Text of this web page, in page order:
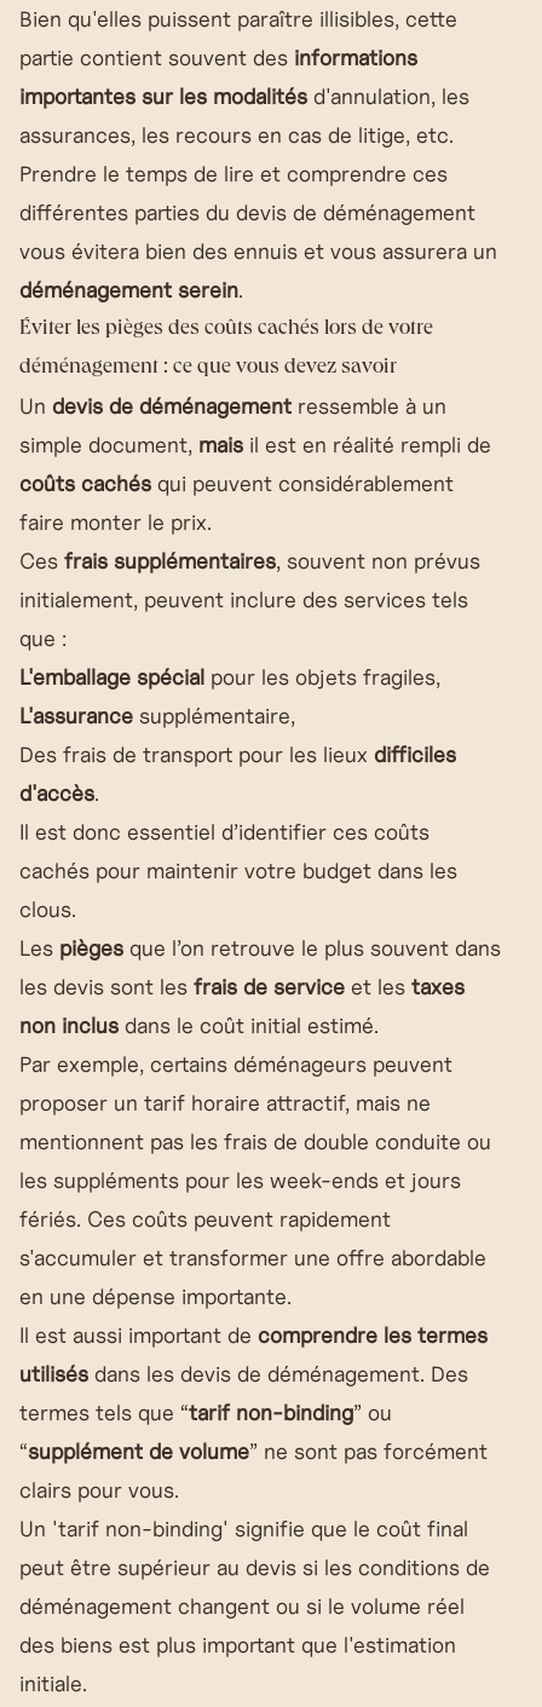
Bien qu'elles puissent paraître illisibles, cette
partie contient souvent des informations
importantes sur les modalités d'annulation, les
assurances, les recours en cas de litige, etc.
Prendre le temps de lire et comprendre ces
différentes parties du devis de déménagement
vous évitera bien des ennuis et vous assurera un
déménagement serein.
Éviter les pièges des coûts cachés lors de votre
déménagement : ce que vous devez savoir
Un devis de déménagement ressemble à un
simple document, mais il est en réalité rempli de
coûts cachés qui peuvent considérablement
faire monter le prix.
Ces frais supplémentaires, souvent non prévus
initialement, peuvent inclure des services tels
que :
L'emballage spécial pour les objets fragiles,
L'assurance supplémentaire,
Des frais de transport pour les lieux difficiles
d'accès.
Il est donc essentiel d’identifier ces coûts
cachés pour maintenir votre budget dans les
clous.
Les pièges que l’on retrouve le plus souvent dans
les devis sont les frais de service et les taxes
non inclus dans le coût initial estimé.
Par exemple, certains déménageurs peuvent
proposer un tarif horaire attractif, mais ne
mentionnent pas les frais de double conduite ou
les suppléments pour les week-ends et jours
fériés. Ces coûts peuvent rapidement
s'accumuler et transformer une offre abordable
en une dépense importante.
Il est aussi important de comprendre les termes
utilisés dans les devis de déménagement. Des
termes tels que “tarif non-binding” ou
“supplément de volume” ne sont pas forcément
clairs pour vous.
Un 'tarif non-binding' signifie que le coût final
peut être supérieur au devis si les conditions de
déménagement changent ou si le volume réel
des biens est plus important que l'estimation
initiale.